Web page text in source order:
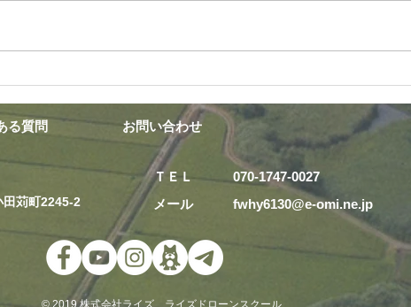
ドローンサービスとして参加
してきました！
ース
る質問 お問い合わせ
ＴＥＬ 070-1747-0027
苅町2245-2 メール fwhy6130@e-omi.ne.jp